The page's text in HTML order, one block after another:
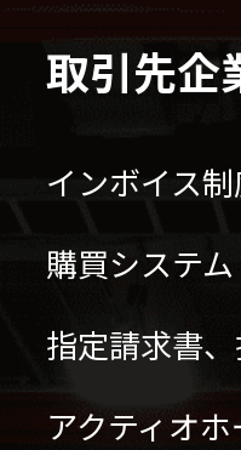
取引先企
インボイス
購買システ
指定請求書
アクティオ